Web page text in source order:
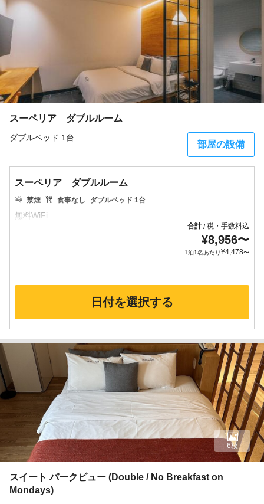
スーペリア ダブルルーム
ダブルベッド 1台
部屋の設備
スーペリア ダブルルーム
禁煙 食事なし ダブルベッド 1台
合計/税・手数料込
¥8,956〜
1泊1名あたり¥4,478〜
日付を選択する
スイート パークビュー (Double / No Breakfast on
Mondays)
6枚